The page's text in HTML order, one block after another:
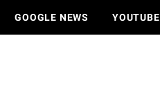
GOOGLE NEWS YOUTUBE